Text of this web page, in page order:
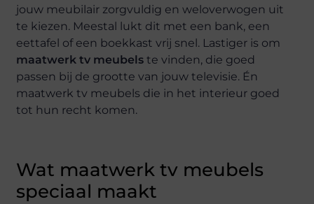
jouw meubilair zorgvuldig en weloverwogen uit
te kiezen. Meestal lukt dit met een bank, een
eettafel of een boekkast vrij snel. Lastiger is om
maatwerk tv meubels te vinden, die goed
passen bij de grootte van jouw televisie. Én
maatwerk tv meubels die in het interieur goed
tot hun recht komen.
Wat maatwerk tv meubels
speciaal maakt